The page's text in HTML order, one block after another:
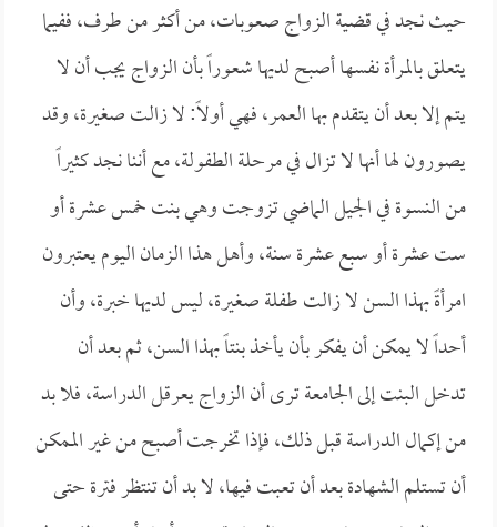
حيث نجد في قضية الزواج صعوبات، من أكثر من طرف، ففيما
يتعلق بالمرأة نفسها أصبح لديها شعوراً بأن الزواج يجب أن لا
يتم إلا بعد أن يتقدم بها العمر، فهي أولاً: لا زالت صغيرة، وقد
يصورون لها أنها لا تزال في مرحلة الطفولة، مع أننا نجد كثيراً
من النسوة في الجيل الماضي تزوجت وهي بنت خمس عشرة أو
ست عشرة أو سبع عشرة سنة، وأهل هذا الزمان اليوم يعتبرون
امرأةً بهذا السن لا زالت طفلة صغيرة، ليس لديها خبرة، وأن
أحداً لا يمكن أن يفكر بأن يأخذ بنتاً بهذا السن، ثم بعد أن
تدخل البنت إلى الجامعة ترى أن الزواج يعرقل الدراسة، فلا بد
من إكمال الدراسة قبل ذلك، فإذا تخرجت أصبح من غير الممكن
أن تستلم الشهادة بعد أن تعبت فيها، لا بد أن تنتظر فترة حتى